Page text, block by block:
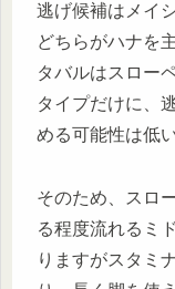
逃げ候補はメイ
どちらがハナを
タバルはスロー
タイプだけに、
める可能性は低
そのため、スロ
る程度流れるミ
りますがスタミ